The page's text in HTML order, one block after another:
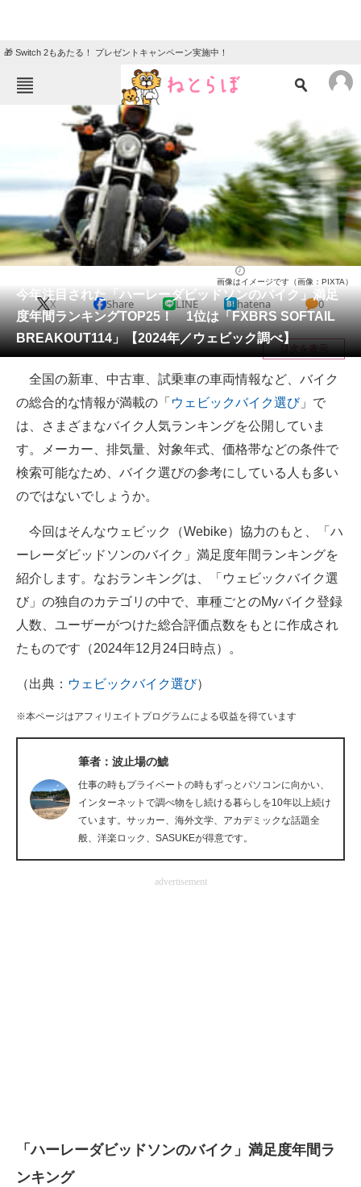
🎁 Switch 2もあたる！ プレゼントキャンペーン実施中！
ねとらぼメニュー
ニュース
住まい 教育・育児
動物 リサーチ
会員記事
メディア
注目記事を集めた総合ページ
ITの今と未来を見通す
スマホと通信の最新トレンド
進化するPCとデバイスの未来
好きが集まる 比べて選べる
ビジネスと働き方のヒント
企業ITのトレンドを詳説
企業向けIT製品の総合サイト
製造業のIT導入・活用を支援
モノづくり技術者専門サイト
エレクトロニクス専門サイト
今年注目された「ハーレーダビッドソンのバイク」満足
度年間ランキングTOP25！ 1位は「FXBRS SOFTAIL
BREAKOUT114」【2024年／ウェビック調べ】
画像はイメージです（画像：PIXTA）
X Share LINE hatena 0
目次を表示
全国の新車、中古車、試乗車の車両情報など、バイク
の総合的な情報が満載の「 ウェビックバイク選び」で
は、さまざまなバイク人気ランキングを公開していま
す。メーカー、排気量、対象年式、価格帯などの条件で
検索可能なため、バイク選びの参考にしている人も多い
のではないでしょうか。
今回はそんなウェビック（Webike）協力のもと、「ハ
ーレーダビッドソンのバイク」満足度年間ランキングを
紹介します。なおランキングは、「ウェビックバイク選
び」の独自のカテゴリの中で、車種ごとのMyバイク登録
人数、ユーザーがつけた総合評価点数をもとに作成され
たものです（2024年12月24日時点）。
（出典： ウェビックバイク選び）
※本ページはアフィリエイトプログラムによる収益を得ています
筆者：波止場の鯱
仕事の時もプライベートの時もずっとパソコンに向かい、
インターネットで調べ物をし続ける暮らしを10年以上続け
ています。サッカー、海外文学、アカデミックな話題全
般、洋楽ロック、SASUKEが得意です。
advertisement
「ハーレーダビッドソンのバイク」満足度年間ラ
ンキング